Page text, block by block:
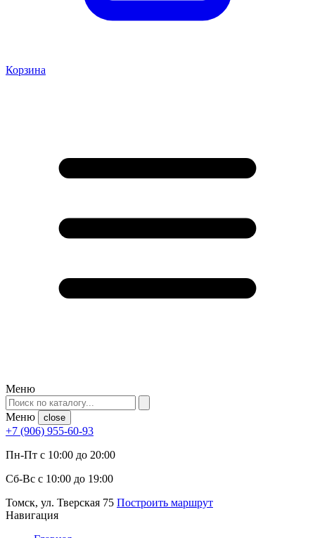
Корзина
Меню
Меню close
+7 (906) 955-60-93
Пн-Пт с 10:00 до 20:00
Сб-Вс с 10:00 до 19:00
Томск, ул. Тверская 75 Построить маршрут
Навигация